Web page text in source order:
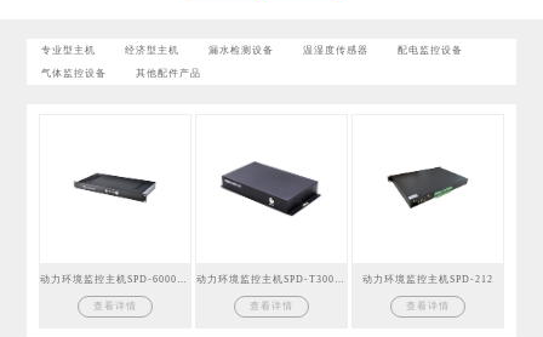
专业型主机 经济型主机 漏水检测设备 温湿度传感器 配电监控设备
气体监控设备 其他配件产品
查看详情 查看详情
动力环境监控主机SPD-212
查看详情